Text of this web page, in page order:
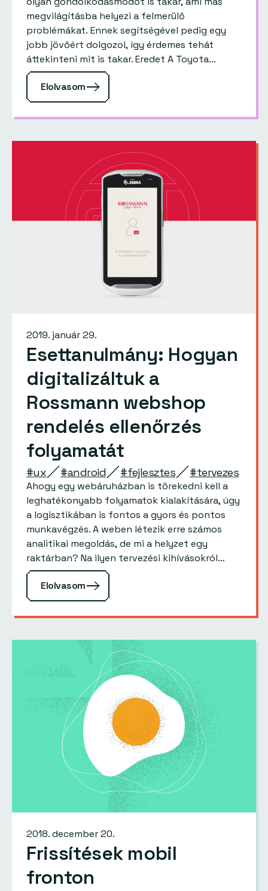
megvilágításba helyezi a felmerülő
problémákat. Ennek segítségével pedig egy
jobb jövőért dolgozol, így érdemes tehát
áttekinteni mit is takar. Eredet A Toyota
autógyártása nem volt jó helyzetben az 1940-
es és…
Elolvasom
2019. január 29.
Esettanulmány: Hogyan
digitalizáltuk a
Rossmann webshop
rendelés ellenőrzés
folyamatát
#ux #android #fejlesztes #tervezes
Ahogy egy webáruházban is törekedni kell a
leghatékonyabb folyamatok kialakítására, úgy
a logisztikában is fontos a gyors és pontos
munkavégzés. A weben létezik erre számos
analitikai megoldás, de mi a helyzet egy
raktárban? Na ilyen tervezési kihívásokról
olvashatsz a Rossmann egyik projektjén
keresztül. Előzmények…
Elolvasom
2018. december 20.
Frissítések mobil
fronton